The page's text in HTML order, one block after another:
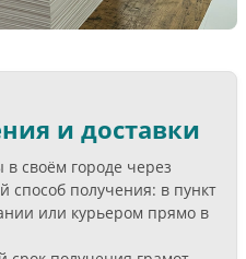
и доставки
своём городе через
способ получения: в пункт
или курьером прямо в